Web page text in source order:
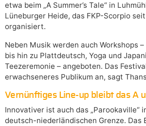
etwa beim „A Summer’s Tale“ in
Lüneburger Heide, das FKP-Scorpio
organisiert.
Neben Musik werden auch Workshops
bis hin zu Plattdeutsch, Yoga und
Teezeremonie – angeboten. Das
erwachseneres Publikum an, sagt
Vernünftiges Line-up bleibt das A
Innovativer ist auch das „Parookaville“
deutsch-niederländischen Grenze. Das